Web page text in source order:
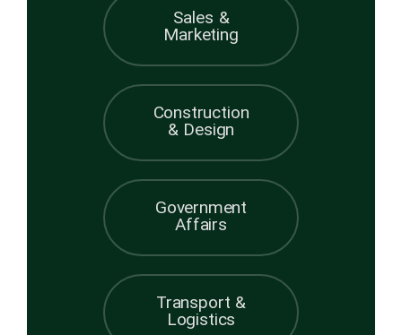
Sales &
Marketing
Construction
& Design
Government
Affairs
Transport &
Logistics